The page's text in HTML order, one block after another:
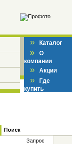
» Каталог
» О
компании
» Акции
» Где
купить
Поиск
Запрос